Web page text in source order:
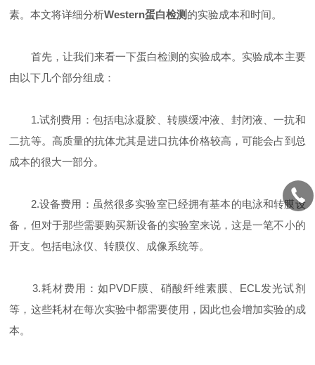
素。本文将详细分析Western蛋白检测 的实验成本和时间。
首先，让我们来看一下蛋白检测的实验成本。实验成本主要
由以下几个部分组成：
1.试剂费用：包括电泳凝胶、转膜缓冲液、封闭液、一抗和
二抗等。高质量的抗体尤其是进口抗体价格较高，可能会占到总
成本的很大一部分。
2.设备费用：虽然很多实验室已经拥有基本的电泳和转膜设
备，但对于那些需要购买新设备的实验室来说，这是一笔不小的
开支。包括电泳仪、转膜仪、成像系统等。
3.耗材费用：如PVDF膜、硝酸纤维素膜、ECL发光试剂
等，这些耗材在每次实验中都需要使用，因此也会增加实验的成
本。